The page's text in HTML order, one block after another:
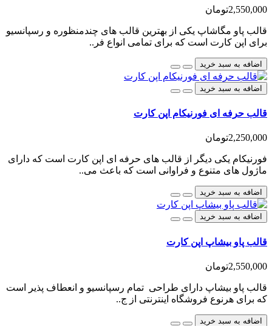
2,550,000تومان
قالب پاو مگاشاپ یکی از بهترین قالب های چندمنظوره و رسپانسیو
برای اپن کارت است که برای تمامی انواع فر..
اضافه به سبد خرید
اضافه به سبد خرید
قالب حرفه ای فورنیکام اپن کارت
2,250,000تومان
فورنیکام یکی دیگر از قالب های حرفه ای اپن کارت است که دارای
ماژول های متنوع و فراوانی است که باعث می..
اضافه به سبد خرید
اضافه به سبد خرید
قالب پاو بیشاپ اپن کارت
2,550,000تومان
قالب پاو بیشاپ دارای طراحی تمام رسپانسیو و انعطاف پذیر است
که برای هرنوع فروشگاه اینترنتی از ج..
اضافه به سبد خرید